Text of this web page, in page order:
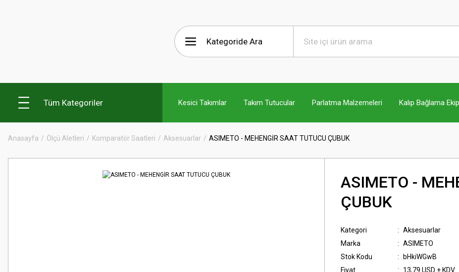
Tüm Kategoriler Kesici Takımlar Takım Tutucular Parlatma Malzemeleri Kalıp Bağlama
Anasayfa Ölçü Aletleri Komparatör Saatleri Aksesuarlar ASIMETO - MEHENGİR SAAT TUTUCU ÇUBUK
ASIMETO -
ÇUBUK
Kategori
Aksesuarlar
Marka
ASIMETO
Stok Kodu
bHkiWGwB
Fiyat
13,79 USD + KDV